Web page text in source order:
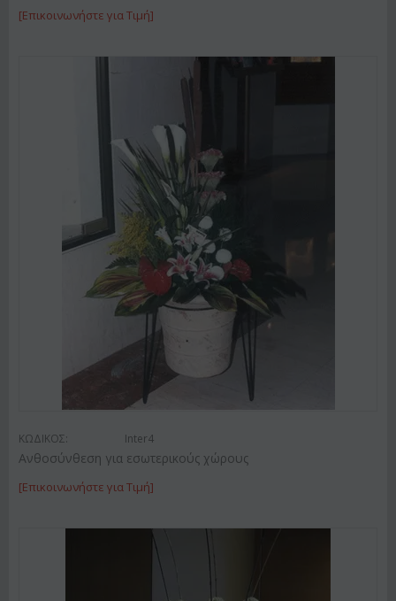
[Επικοινωνήστε για Τιμή]
ΚΩΔΙΚΟΣ: Inter4
Ανθοσύνθεση για εσωτερικούς χώρους
[Επικοινωνήστε για Τιμή]